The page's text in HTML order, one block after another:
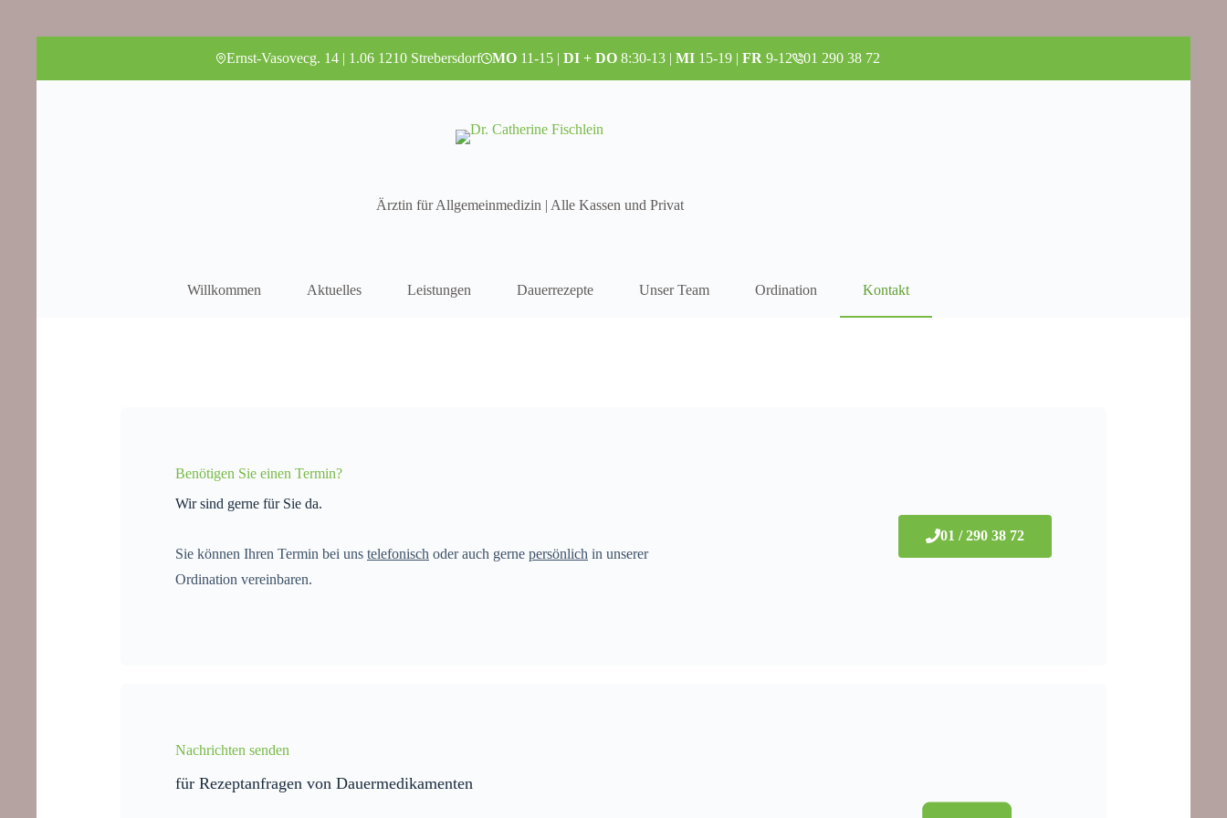
Ernst-Vasovecg. 14 | 1.06 1210 Strebersdorf MO 11-15 | DI + DO 8:30-13 | MI 15-19 | FR 9-12 01 290 38 72
Ärztin für Allgemeinmedizin | Alle Kassen und Privat
Willkommen Aktuelles Leistungen Dauerrezepte Unser Team Ordination Kontakt
Benötigen Sie einen Termin?
Wir sind gerne für Sie da.
Sie können Ihren Termin bei uns telefonisch oder auch gerne persönlich in unserer
Ordination vereinbaren.
01 / 290 38 72
Nachrichten senden
für Rezeptanfragen von Dauermedikamenten